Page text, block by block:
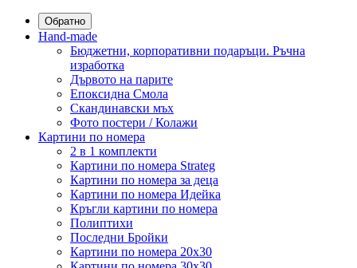
Обратно
Hand-made
Бюджетни, корпоративни подаръци. Ръчна
изработка
Дървото на парите
Епоксидна Смола
Скандинавски мъх
Фото постери / Колажи
Картини по номера
2 в 1 комплекти
Картини по номера Strateg
Картини по номера за деца
Картини по номера Идейка
Кръгли картини по номера
Полиптихи
Последни Бройки
Картини по номера 20x30